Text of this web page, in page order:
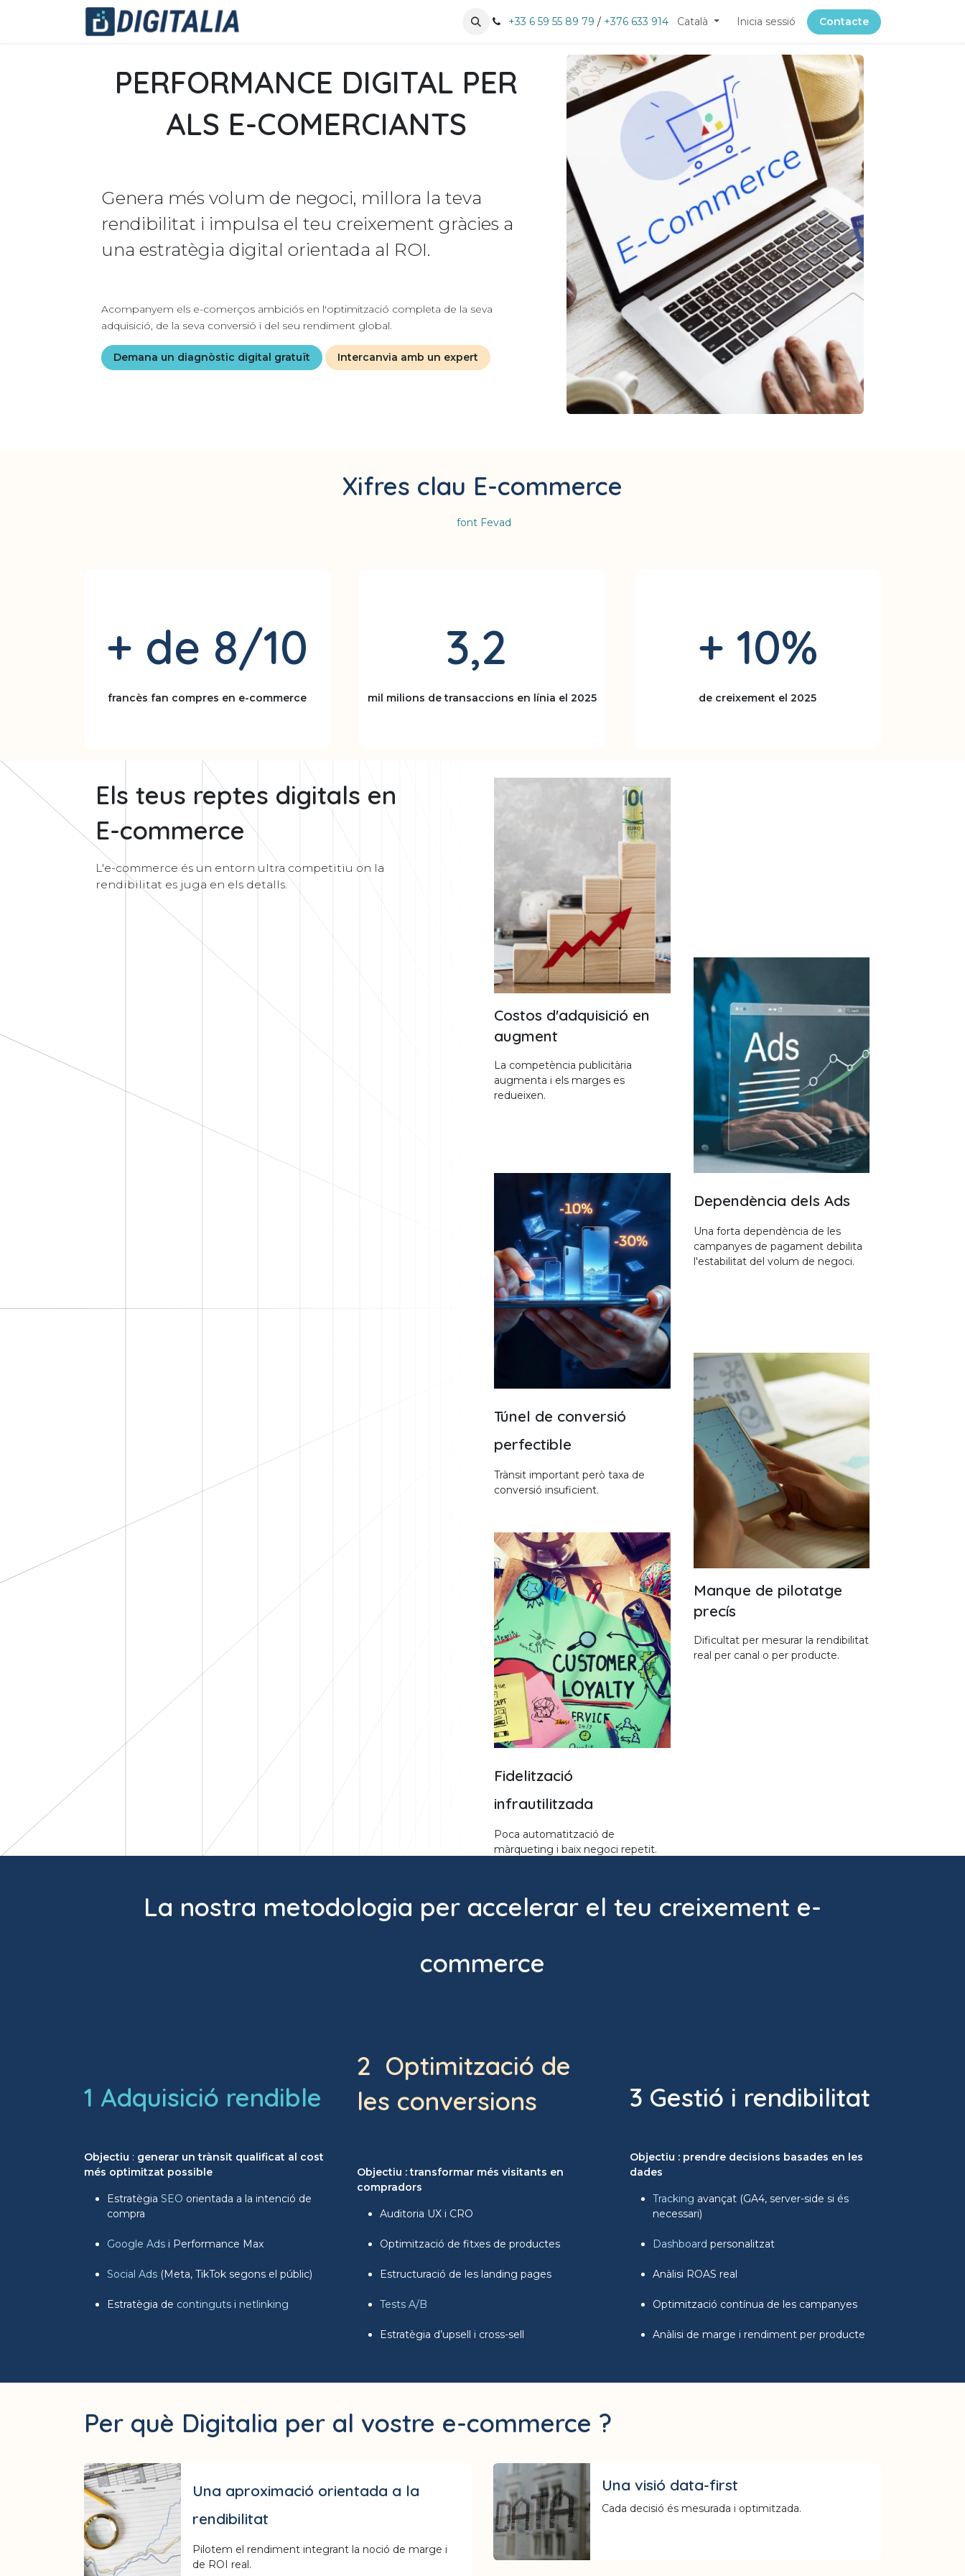
Històries d'èxit Pujar cita
+33 6 59 55 89 79 / +376 633 914 Català Inicia sessió Contacte
PERFORMANCE DIGITAL PER
ALS E-COMERCIANTS
Genera més volum de negoci, millora la teva
rendibilitat i impulsa el teu creixement gràcies a
una estratègia digital orientada al ROI.
Acompanyem els e-comerços ambiciós en l'optimització completa de la seva
adquisició, de la seva conversió i del seu rendiment global.
Demana un diagnòstic digital gratuït Intercanvia amb un expert
Xifres clau E-commerce
font Fevad
+ de 8/10
francès fan compres en e-commerce
3,2
mil milions de transaccions en línia el 2025
+ 10%
de creixement el 2025
Els teus reptes digitals en
E-commerce
L'e-commerce és un entorn ultra competitiu on la
rendibilitat es juga en els detalls.
Costos d'adquisició en
augment
La competència publicitària
augmenta i els marges es
redueixen.
Túnel de conversió
perfectible
Trànsit important però taxa de
conversió insuficient.
Dependència dels Ads
Una forta dependència de les
campanyes de pagament debilita
l'estabilitat del volum de negoci.
Manque de pilotatge
precís
Dificultat per mesurar la rendibilitat
real per canal o per producte.
Fidelització
infrautilitzada
Poca automatització de
màrqueting i baix negoci repetit.
La nostra metodologia per accelerar el teu creixement e-
commerce
1 Adquisició rendible
Objectiu : generar un trànsit qualificat al cost
més optimitzat possible
Estratègia SEO orientada a la intenció de
compra
Google Ads i Performance Max
Social Ads (Meta, TikTok segons el públic)
Estratègia de continguts i netlinking
2 Optimització de
les conversions
Objectiu : transformar més visitants en
compradors
Auditoria UX i CRO
Optimització de fitxes de productes
Estructuració de les landing pages
Tests A/B
Estratègia d’upsell i cross-sell
3 Gestió i rendibilitat
Objectiu : prendre decisions basades en les
dades
Tracking avançat (GA4, server-side si és
necessari)
Dashboard personalitzat
Anàlisi ROAS real
Optimització contínua de les campanyes
Anàlisi de marge i rendiment per producte
Per què Digitalia per al vostre e-commerce ?
Una aproximació orientada a la
rendibilitat
Pilotem el rendiment integrant la noció de marge i
de ROI real.
Una visió data-first
Cada decisió és mesurada i optimitzada.